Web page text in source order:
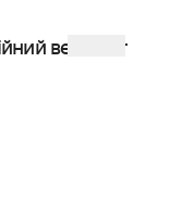
веб сайт